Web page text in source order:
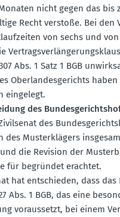
nicht gegen das bis
Recht verstoße. Bei den
von sechs und
Abs. 1 Satz 1 BGB
Oberlan­des­ge­richts
eingelegt.
des
des
des Muster­klägers
die Revision der
für begründet erachtet.
hat entschieden, dass
Abs. 1 BGB, das eine
voraus­setzt, bei einem